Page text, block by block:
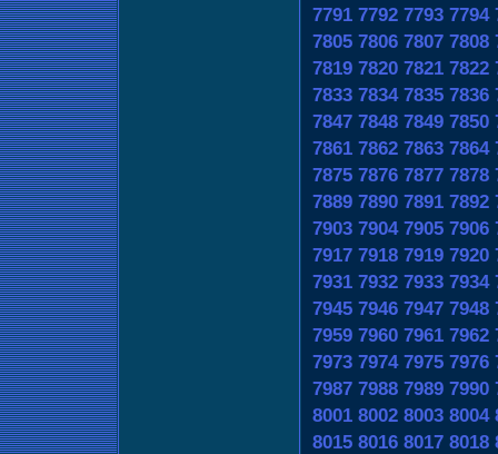
7791 7792 7793 7794
7805 7806 7807 7808
7819 7820 7821 7822
7833 7834 7835 7836
7847 7848 7849 7850
7861 7862 7863 7864
7875 7876 7877 7878
7889 7890 7891 7892
7903 7904 7905 7906
7917 7918 7919 7920
7931 7932 7933 7934
7945 7946 7947 7948
7959 7960 7961 7962
7973 7974 7975 7976
7987 7988 7989 7990
8001 8002 8003 8004
8015 8016 8017 8018